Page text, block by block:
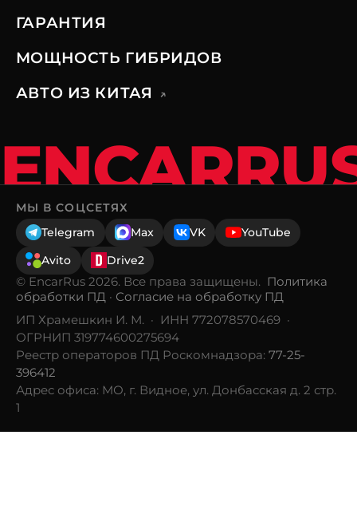
ГАРАНТИЯ
МОЩНОСТЬ ГИБРИДОВ
АВТО ИЗ КИТАЯ
↗
МЫ В СОЦСЕТЯХ
Telegram
Max VK YouTube
Avito Drive2
© EncarRus 2026. Все права защищены. Политика
обработки ПД · Согласие на обработку ПД
ИП Храмешкин И. М. · ИНН 772078570469 ·
ОГРНИП 319774600275694
Реестр операторов ПД Роскомнадзора: 77-25-
396412
Адрес офиса: МО, г. Видное, ул. Донбасская д. 2 стр.
1